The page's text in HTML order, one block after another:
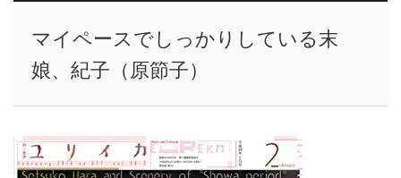
マイペースでしっかりしている末
娘、紀子（原節子）